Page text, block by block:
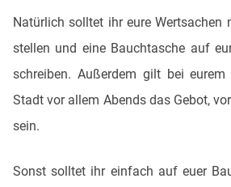
Natürlich solltet ihr eure Wertsachen
stellen und eine Bauchtasche auf
schreiben. Außerdem gilt bei
Stadt vor allem Abends das Gebot,
sein.
Sonst solltet ihr einfach auf euer